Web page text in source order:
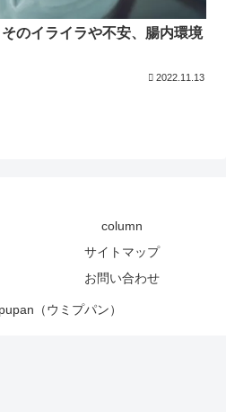
のイライラや不安、腸内環境
2022.11.13
column
サイトマップ
お問い合わせ
（ウミプパン）